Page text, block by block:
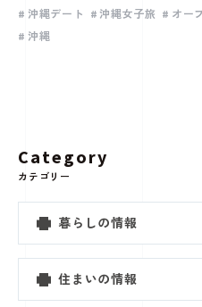
沖縄デート
沖縄女子旅 オー
沖縄
Category
カテゴリー
暮らしの情報
住まいの情報